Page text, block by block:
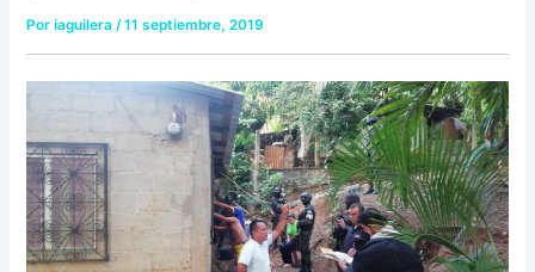
Poriaguilera/11 septiembre, 2019